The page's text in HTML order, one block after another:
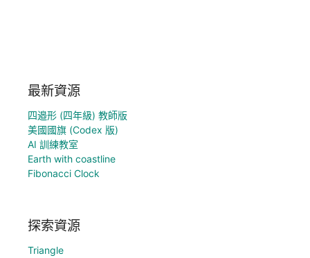
最新資源
四邉形 (四年級) 教師版
美國國旗 (Codex 版)
AI 訓練教室
Earth with coastline
Fibonacci Clock
探索資源
Triangle